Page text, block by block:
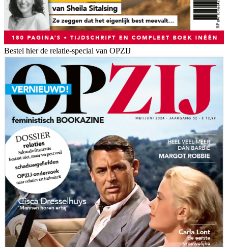
Bestel hier de relatie-special van OPZIJ